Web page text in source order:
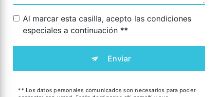
Al marcar esta casilla, acepto las condiciones
especiales a continuación **
Enviar
** Los datos personales comunicados son necesarios para poder